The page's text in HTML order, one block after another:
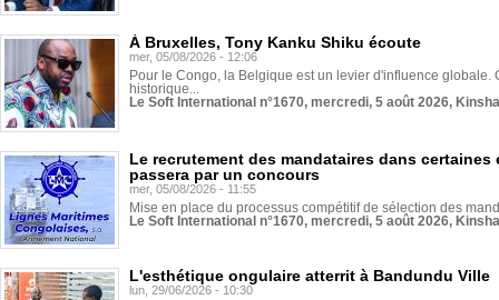
À Bruxelles, Tony Kanku Shiku écoute
mer, 05/08/2026 - 12:06
Pour le Congo, la Belgique est un levier d'influence globale.
historique...
Le Soft International n°1670, mercredi, 5 août 2026,
Le recrutement des mandataires dans
passera par un concours
mer, 05/08/2026 - 11:55
Mise en place du processus compétitif de sélection des
Le Soft International n°1670, mercredi, 5 août 2026,
L'esthétique ongulaire atterrit à Bandundu Ville
lun, 29/06/2026 - 10:30